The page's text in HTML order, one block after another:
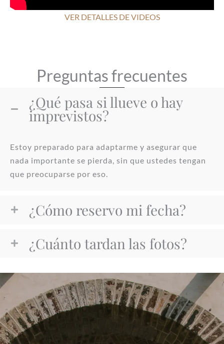
VER DETALLES DE VIDEOS
Preguntas frecuentes
¿Qué pasa si llueve o hay
imprevistos?
Estoy preparado para adaptarme y asegurar que
nada importante se pierda, sin que ustedes tengan
que preocuparse por eso.
¿Cómo reservo mi fecha?
¿Cuánto tardan las fotos?